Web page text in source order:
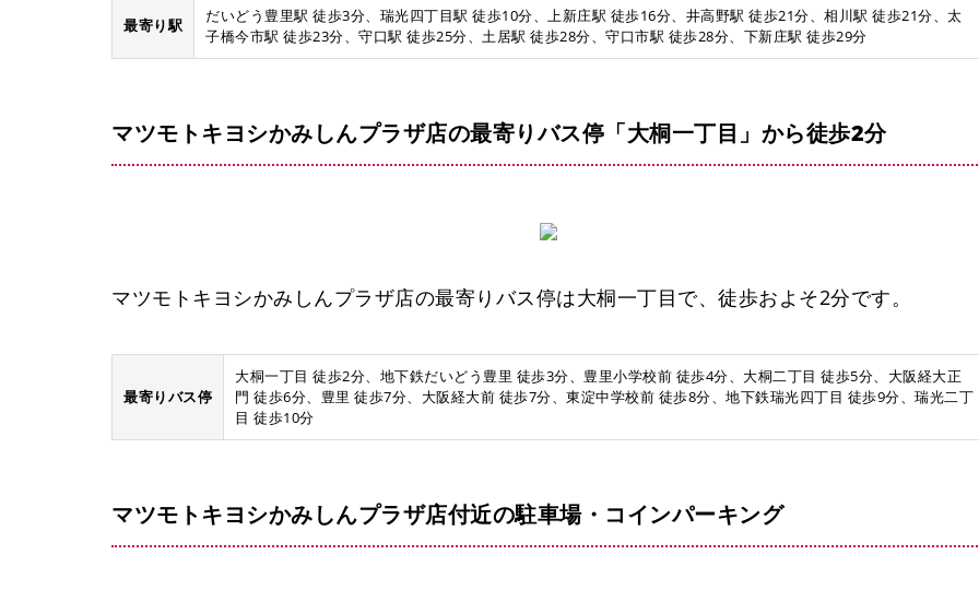
最寄り駅
だいどう豊里駅 徒歩3分、瑞光四丁目駅 徒歩10分、上新庄駅 徒歩16分、井高野駅 徒歩21分、相川駅 徒歩21分、太
子橋今市駅 徒歩23分、守口駅 徒歩25分、土居駅 徒歩28分、守口市駅 徒歩28分、下新庄駅 徒歩29分
マツモトキヨシかみしんプラザ店の最寄りバス停「大桐一丁目」から徒歩2分
マツモトキヨシかみしんプラザ店の最寄りバス停は大桐一丁目で、徒歩およそ2分です。
最寄りバス停
大桐一丁目 徒歩2分、地下鉄だいどう豊里 徒歩3分、豊里小学校前 徒歩4分、大桐二丁目 徒歩5分、大阪経大正
門 徒歩6分、豊里 徒歩7分、大阪経大前 徒歩7分、東淀中学校前 徒歩8分、地下鉄瑞光四丁目 徒歩9分、瑞光二丁
目 徒歩10分
マツモトキヨシかみしんプラザ店付近の駐車場・コインパーキング